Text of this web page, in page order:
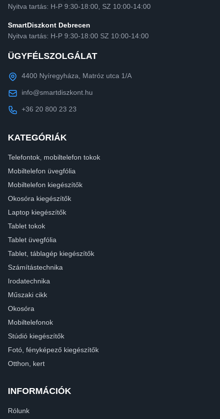
Nyitva tartás: H-P 9:30-18:00, SZ 10:00-14:00
SmartDiszkont Debrecen
Nyitva tartás: H-P 9:30-18:00 SZ 10:00-14:00
ÜGYFÉLSZOLGÁLAT
4400 Nyíregyháza, Matróz utca 1/A
info@smartdiszkont.hu
+36 20 800 23 23
KATEGÓRIÁK
Telefontok, mobiltelefon tokok
Mobiltelefon üvegfólia
Mobiltelefon kiegészítők
Okosóra kiegészítők
Laptop kiegészítők
Tablet tokok
Tablet üvegfólia
Tablet, táblagép kiegészítők
Számítástechnika
Irodatechnika
Műszaki cikk
Okosóra
Mobiltelefonok
Stúdió kiegészítők
Fotó, fényképező kiegészítők
Otthon, kert
INFORMÁCIÓK
Rólunk